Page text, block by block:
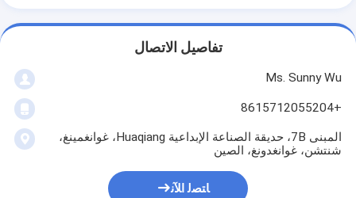
تفاصيل الاتصال
Ms. Sunny Wu
+8615712055204
المبنى 7B، حديقة الصناعة الإبداعية Huaqiang، غوانغمينغ،
شنتشن، غوانغدونغ، الصين
ﺎﺘﺼﻟ ﺍﻶﻧ